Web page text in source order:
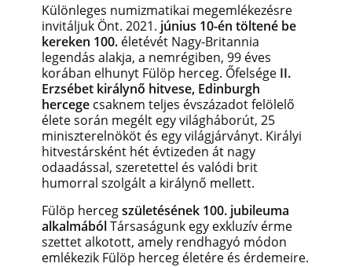
Különleges numizmatikai megemlékezésre
invitáljuk Önt. 2021. június 10-én töltené be
kereken 100. életévét Nagy-Britannia
legendás alakja, a nemrégiben, 99 éves
korában elhunyt Fülöp herceg. Őfelsége II.
Erzsébet királynő hitvese, Edinburgh
hercege csaknem teljes évszázadot felölelő
élete során megélt egy világháborút, 25
miniszterelnököt és egy világjárványt. Királyi
hitvestársként hét évtizeden át nagy
odaadással, szeretettel és valódi brit
humorral szolgált a királynő mellett.
Fülöp hercegszületésének 100. jubileuma
alkalmábólTársaságunk egy exkluzív érme
szettet alkotott, amely rendhagyó módon
emlékezik Fülöp herceg életére és érdemeire.